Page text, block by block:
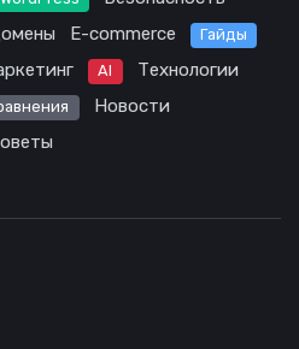
E-commerce Гайды
AI
Технологии
Новости